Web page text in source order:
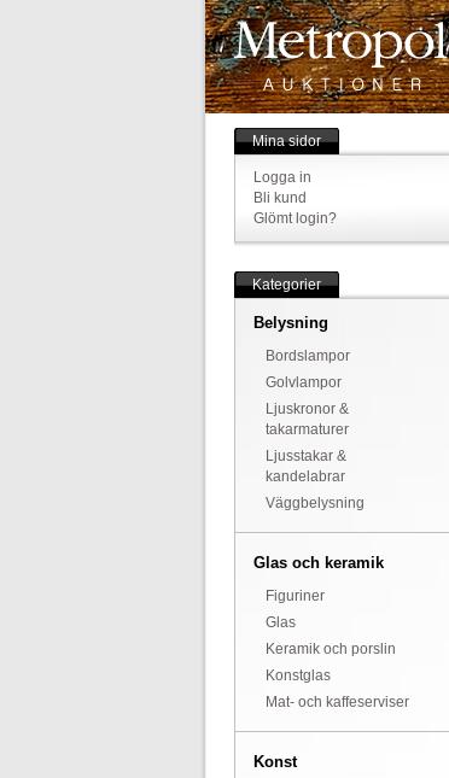
Mina sidor
Logga in
Bli kund
Glömt login?
Kategorier
Belysning
Bordslampor
Golvlampor
Ljuskronor &
takarmaturer
Ljusstakar &
kandelabrar
Väggbelysning
Glas och keramik
Figuriner
Glas
Keramik och porslin
Konstglas
Mat- och kaffeserviser
Konst